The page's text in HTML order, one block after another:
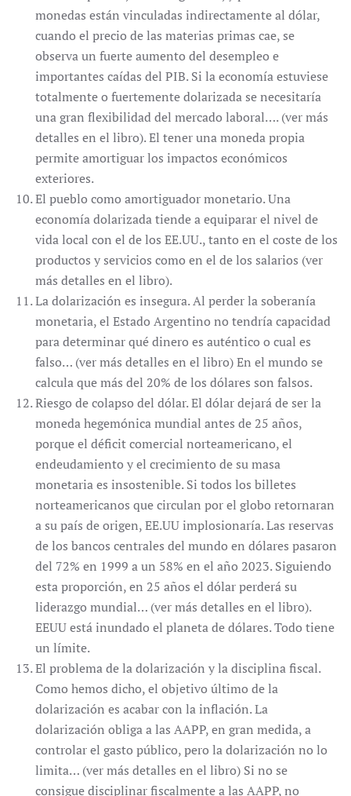
monedas están vinculadas indirectamente al dólar,
cuando el precio de las materias primas cae, se
observa un fuerte aumento del desempleo e
importantes caídas del PIB. Si la economía estuviese
totalmente o fuertemente dolarizada se necesitaría
una gran flexibilidad del mercado laboral…. (ver más
detalles en el libro). El tener una moneda propia
permite amortiguar los impactos económicos
exteriores.
El pueblo como amortiguador monetario. Una
economía dolarizada tiende a equiparar el nivel de
vida local con el de los EE.UU., tanto en el coste de los
productos y servicios como en el de los salarios (ver
más detalles en el libro).
La dolarización es insegura. Al perder la soberanía
monetaria, el Estado Argentino no tendría capacidad
para determinar qué dinero es auténtico o cual es
falso… (ver más detalles en el libro) En el mundo se
calcula que más del 20% de los dólares son falsos.
Riesgo de colapso del dólar. El dólar dejará de ser la
moneda hegemónica mundial antes de 25 años,
porque el déficit comercial norteamericano, el
endeudamiento y el crecimiento de su masa
monetaria es insostenible. Si todos los billetes
norteamericanos que circulan por el globo retornaran
a su país de origen, EE.UU implosionaría. Las reservas
de los bancos centrales del mundo en dólares pasaron
del 72% en 1999 a un 58% en el año 2023. Siguiendo
esta proporción, en 25 años el dólar perderá su
liderazgo mundial… (ver más detalles en el libro).
EEUU está inundado el planeta de dólares. Todo tiene
un límite.
El problema de la dolarización y la disciplina fiscal.
Como hemos dicho, el objetivo último de la
dolarización es acabar con la inflación. La
dolarización obliga a las AAPP, en gran medida, a
controlar el gasto público, pero la dolarización no lo
limita… (ver más detalles en el libro) Si no se
consigue disciplinar fiscalmente a las AAPP, no